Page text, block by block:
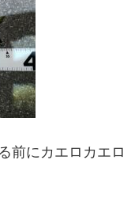
前にカエロカエロ